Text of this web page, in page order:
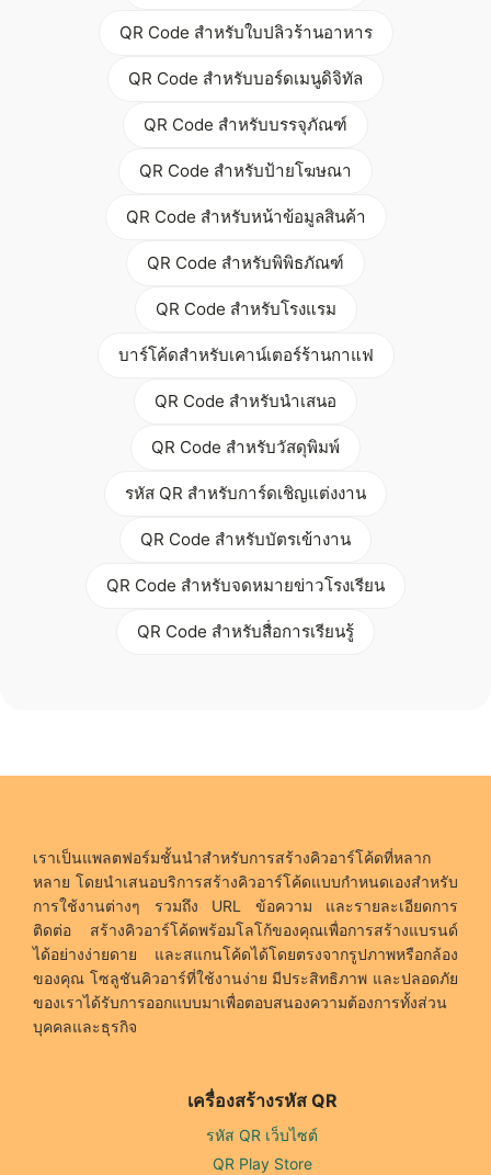
QR Code สำหรับใบปลิวร้านอาหาร
QR Code สำหรับบอร์ดเมนูดิจิทัล
QR Code สำหรับบรรจุภัณฑ์
QR Code สำหรับป้ายโฆษณา
QR Code สำหรับหน้าข้อมูลสินค้า
QR Code สำหรับพิพิธภัณฑ์
QR Code สำหรับโรงแรม
บาร์โค้ดสำหรับเคาน์เตอร์ร้านกาแฟ
QR Code สำหรับนำเสนอ
QR Code สำหรับวัสดุพิมพ์
รหัส QR สำหรับการ์ดเชิญแต่งงาน
QR Code สำหรับบัตรเข้างาน
QR Code สำหรับจดหมายข่าวโรงเรียน
QR Code สำหรับสื่อการเรียนรู้
เราเป็นแพลตฟอร์มชั้นนำสำหรับการสร้างคิวอาร์โค้ดที่หลาก
หลาย โดยนำเสนอบริการสร้างคิวอาร์โค้ดแบบกำหนดเองสำหรับ
การใช้งานต่างๆ รวมถึง URL ข้อความ และรายละเอียดการ
ติดต่อ สร้างคิวอาร์โค้ดพร้อมโลโก้ของคุณเพื่อการสร้างแบรนด์
ได้อย่างง่ายดาย และสแกนโค้ดได้โดยตรงจากรูปภาพหรือกล้อง
ของคุณ โซลูชันคิวอาร์ที่ใช้งานง่าย มีประสิทธิภาพ และปลอดภัย
ของเราได้รับการออกแบบมาเพื่อตอบสนองความต้องการทั้งส่วน
บุคคลและธุรกิจ
เครื่องสร้างรหัส QR
รหัส QR เว็บไซต์
QR Play Store